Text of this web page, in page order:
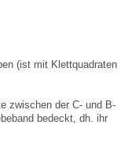
(ist mit Klettquadraten
zwischen der C- und B-
bedeckt, dh. ihr